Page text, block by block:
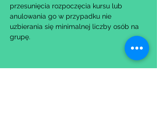
przesunięcia rozpoczęcia kursu lub
anulowania go w przypadku nie
uzbierania się minimalnej liczby osób na
grupę.